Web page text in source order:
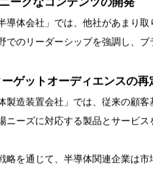
戦略を見直し、未利用のニッチ
クリンクプロファイルの評価
技術会社」では競合のバックリ
内での差別化の戦略
別化を達成するためには、単に